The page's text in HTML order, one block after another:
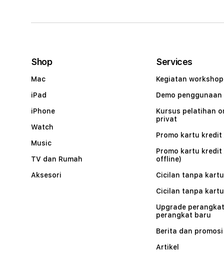
Shop
Mac
iPad
iPhone
Watch
Music
TV dan Rumah
Aksesori
Services
Kegiatan workshop
Demo penggunaan
Kursus pelatihan
privat
Promo kartu kredit
Promo kartu kredit
offline)
Cicilan tanpa
Cicilan tanpa
Upgrade
perangkat baru
Berita dan promosi
Artikel